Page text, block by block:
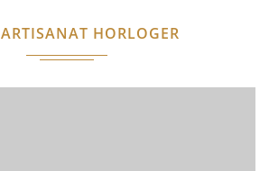
ARTISANAT HORLOGER